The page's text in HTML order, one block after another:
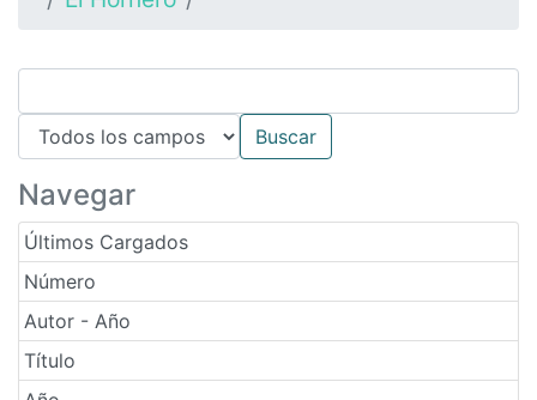
Navegar
Últimos Cargados
Número
Autor - Año
Título